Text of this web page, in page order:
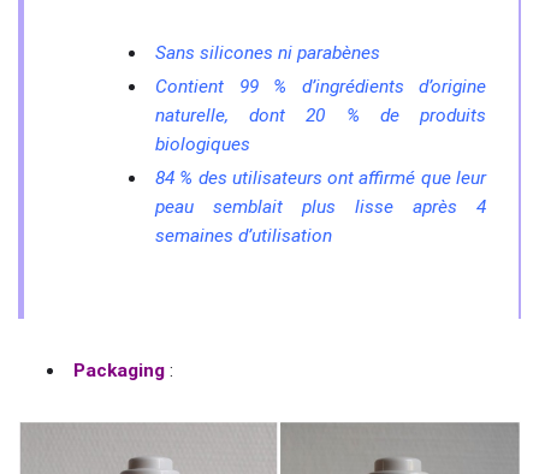
Sans silicones ni parabènes
Contient 99 % d’ingrédients d’origine
naturelle, dont 20 % de produits
biologiques
84 % des utilisateurs ont affirmé que leur
peau semblait plus lisse après 4
semaines d’utilisation
Packaging :